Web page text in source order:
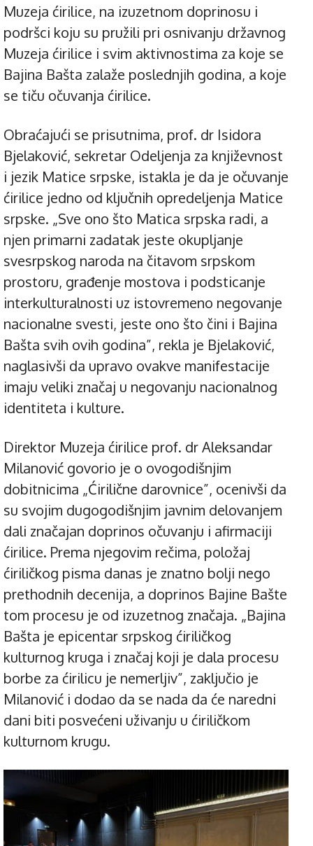
Muzeja ćirilice, na izuzetnom doprinosu i
podršci koju su pružili pri osnivanju državnog
Muzeja ćirilice i svim aktivnostima za koje se
Bajina Bašta zalaže poslednjih godina, a koje
se tiču očuvanja ćirilice.
Obraćajući se prisutnima, prof. dr Isidora
Bjelaković, sekretar Odeljenja za književnost
i jezik Matice srpske, istakla je da je očuvanje
ćirilice jedno od ključnih opredeljenja Matice
srpske. „Sve ono što Matica srpska radi, a
njen primarni zadatak jeste okupljanje
svesrpskog naroda na čitavom srpskom
prostoru, građenje mostova i podsticanje
interkulturalnosti uz istovremeno negovanje
nacionalne svesti, jeste ono što čini i Bajina
Bašta svih ovih godina”, rekla je Bjelaković,
naglasivši da upravo ovakve manifestacije
imaju veliki značaj u negovanju nacionalnog
identiteta i kulture.
Direktor Muzeja ćirilice prof. dr Aleksandar
Milanović govorio je o ovogodišnjim
dobitnicima „Ćirilične darovnice”, ocenivši da
su svojim dugogodišnjim javnim delovanjem
dali značajan doprinos očuvanju i afirmaciji
ćirilice. Prema njegovim rečima, položaj
ćiriličkog pisma danas je znatno bolji nego
prethodnih decenija, a doprinos Bajine Bašte
tom procesu je od izuzetnog značaja. „Bajina
Bašta je epicentar srpskog ćiriličkog
kulturnog kruga i značaj koji je dala procesu
borbe za ćirilicu je nemerljiv”, zaključio je
Milanović i dodao da se nada da će naredni
dani biti posvećeni uživanju u ćiriličkom
kulturnom krugu.